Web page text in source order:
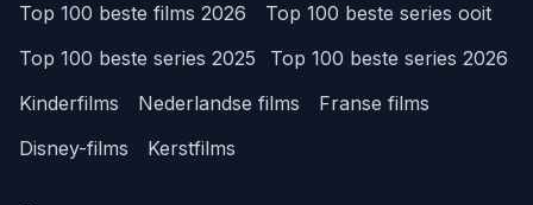
Top 100 beste films 2026
Top 100 beste series ooit
Top 100 beste series 2025
Top 100 beste series 2026
Kinderfilms
Nederlandse films
Franse films
Disney-films
Kerstfilms